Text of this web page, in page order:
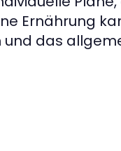
Ernährung
und das